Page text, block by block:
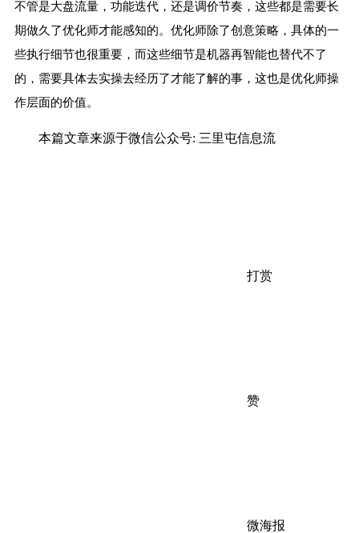
不管是大盘流量，功能迭代，还是调价节奏，这些都是需要长
期做久了优化师才能感知的。优化师除了创意策略，具体的一
些执行细节也很重要，而这些细节是机器再智能也替代不了
的，需要具体去实操去经历了才能了解的事，这也是优化师操
作层面的价值。
本篇文章来源于微信公众号: 三里屯信息流
打赏
赞
微海报